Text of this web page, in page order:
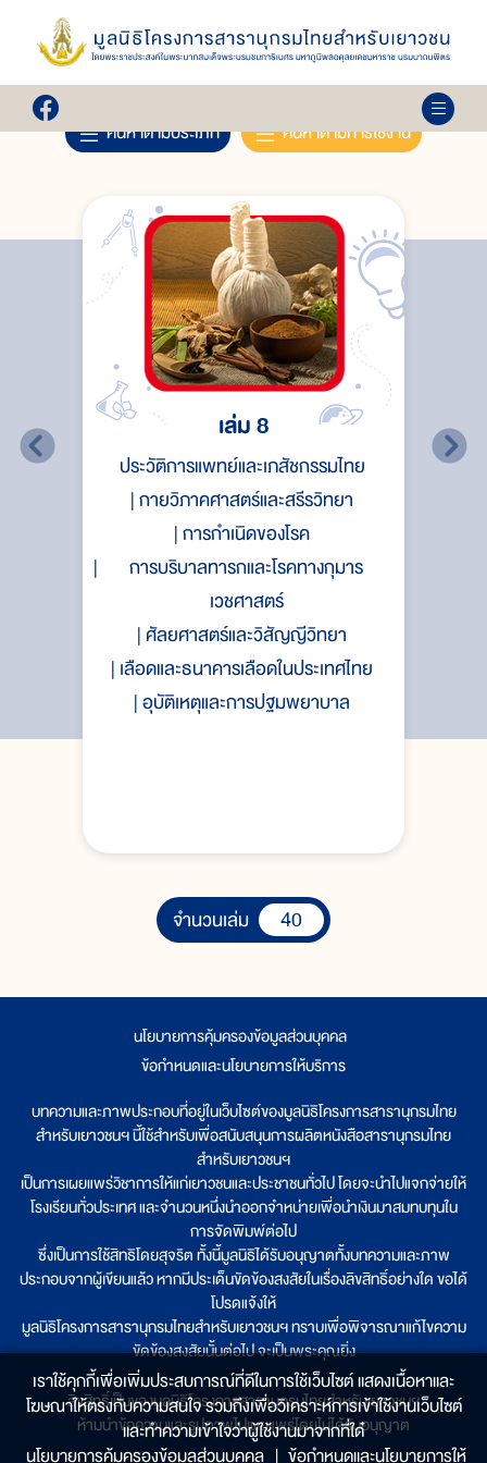
ค้นหา...
ค้นหาตามประเภท ค้นหาตามการใช้งาน
เล่ม 8
ประวัติการแพทย์และเภสัชกรรมไทย
กายวิภาคศาสตร์และสรีรวิทยา
การกำเนิดของโรค
การบริบาลทารกและโรคทางกุมาร
เวชศาสตร์
ศัลยศาสตร์และวิสัญญีวิทยา
เลือดและธนาคารเลือดในประเทศไทย
อุบัติเหตุและการปฐมพยาบาล
จำนวนเล่ม 40
นโยบายการคุ้มครองข้อมูลส่วนบุคคล
ข้อกำหนดและนโยบายการให้บริการ
บทความและภาพประกอบที่อยู่ในเว็บไซต์ของมูลนิธิโครงการสารานุกรมไทย
สำหรับเยาวชนฯ นี้ใช้สำหรับเพื่อสนับสนุนการผลิตหนังสือสารานุกรมไทย
สำหรับเยาวชนฯ
เป็นการเผยแพร่วิชาการให้แก่เยาวชนและประชาชนทั่วไป โดยจะนำไปแจกจ่ายให้
โรงเรียนทั่วประเทศ และจำนวนหนึ่งนำออกจำหน่ายเพื่อนำเงินมาสมทบทุนใน
การจัดพิมพ์ต่อไป
ซึ่งเป็นการใช้สิทธิโดยสุจริต ทั้งนี้มูลนิธิได้รับอนุญาตทั้งบทความและภาพ
ประกอบจากผู้เขียนแล้ว หากมีประเด็นขัดข้องสงสัยในเรื่องลิขสิทธิ์อย่างใด ขอได้
โปรดแจ้งให้
มูลนิธิโครงการสารานุกรมไทยสำหรับเยาวชนฯ ทราบเพื่อพิจารณาแก้ไขความ
ขัดข้องสงสัยนั้นต่อไป จะเป็นพระคุณยิ่ง
ลิขสิทธิ์เป็นของมูลนิธิโครงการสารานุกรมไทยสำหรับเยาวชนฯ
ห้ามนำข้อความและรูปภาพไปเผยแพร่โดยไม่ได้รับอนุญาต
เราใช้คุกกี้เพื่อเพิ่มประสบการณ์ที่ดีในการใช้เว็บไซต์ แสดงเนื้อหาและ
โฆษณาให้ตรงกับความสนใจ รวมถึงเพื่อวิเคราะห์การเข้าใช้งานเว็บไซต์
และทำความเข้าใจว่าผู้ใช้งานมาจากที่ใด๋
นโยบายการคุ้มครองข้อมูลส่วนบุคคล | ข้อกำหนดและนโยบายการให้